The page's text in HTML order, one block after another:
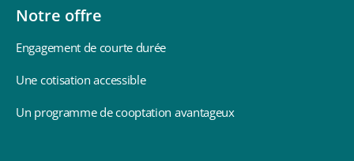
Notre offre
Engagement de courte durée
Une cotisation accessible
Un programme de cooptation avantageux